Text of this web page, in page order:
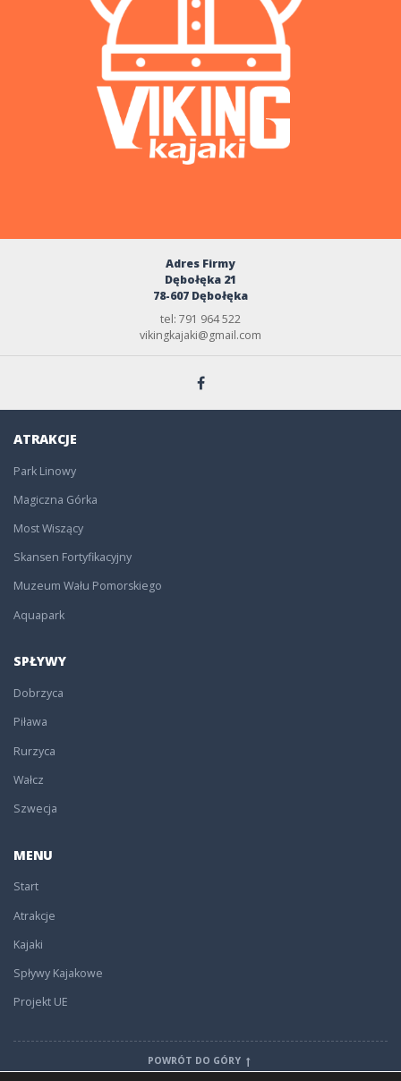
Adres Firmy
Dębołęka 21
78-607 Dębołęka
tel: 791 964 522
vikingkajaki@gmail.com
ATRAKCJE
Park Linowy
Magiczna Górka
Most Wiszący
Skansen Fortyfikacyjny
Muzeum Wału Pomorskiego
Aquapark
SPŁYWY
Dobrzyca
Piława
Rurzyca
Wałcz
Szwecja
MENU
Start
Atrakcje
Kajaki
Spływy Kajakowe
Projekt UE
POWRÓT DO GÓRY